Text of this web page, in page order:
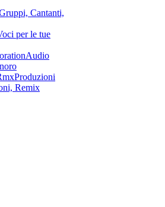
Cantanti,
per le tue
Audio
Produzioni
Remix